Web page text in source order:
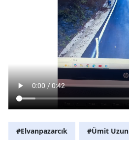
#Elvanpazarcık #Ümit Uzun